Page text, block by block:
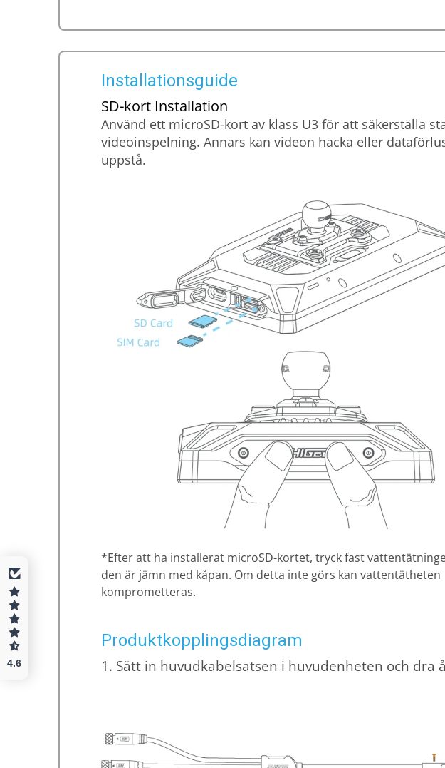
Installationsguide
SD-kort Installation
Använd ett microSD-kort av klass U3 för att säkerställa
videoinspelning. Annars kan videon hacka eller
uppstå.
*Efter att ha installerat microSD-kortet, tryck fast
den är jämn med kåpan. Om detta inte görs kan vattentätheten
komprometteras.
Produktkopplingsdiagram
1. Sätt in huvudkabelsatsen i huvudenheten och dra
4.6